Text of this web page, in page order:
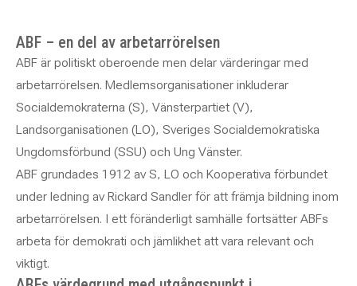
ABF – en del av arbetarrörelsen
ABF är politiskt oberoende men delar värderingar med
arbetarrörelsen. Medlemsorganisationer inkluderar
Socialdemokraterna (S), Vänsterpartiet (V),
Landsorganisationen (LO), Sveriges Socialdemokratiska
Ungdomsförbund (SSU) och Ung Vänster.
ABF grundades 1912 av S, LO och Kooperativa förbundet
under ledning av Rickard Sandler för att främja bildning inom
arbetarrörelsen. I ett föränderligt samhälle fortsätter ABFs
arbeta för demokrati och jämlikhet att vara relevant och
viktigt.